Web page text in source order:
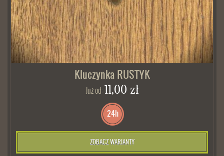
Kluczynka RUSTYK
Już od: 11,00 zł
24h
ZOBACZ WARIANTY